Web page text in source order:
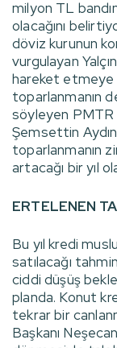
milyon TL
olacağını
döviz kurunun
vurgulayan
hareket etmeye
toparlanmanın
söyleyen PMTR
Şemsettin
toparlanmanın
artacağı bir yıl
ERTELENEN
Bu yıl kredi
satılacağı
ciddi düşüş
planda. Konut
tekrar bir
Başkanı